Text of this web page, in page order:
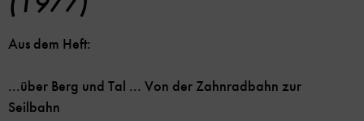
Aus dem Heft:
...über Berg und Tal ... Von der Zahnradbahn zur
Seilbahn